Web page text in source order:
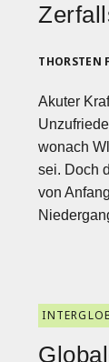
THORSTEN
Akuter
wonach
sei. Doch
von